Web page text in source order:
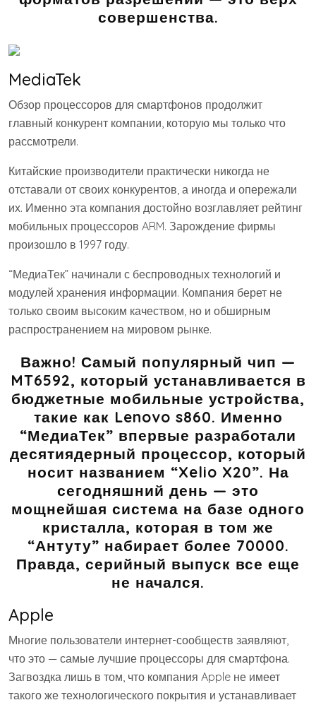
совершенства.
MediaTek
Обзор процессоров для смартфонов продолжит
главный конкурент компании, которую мы только что
рассмотрели.
Китайские производители практически никогда не
отставали от своих конкурентов, а иногда и опережали
их. Именно эта компания достойно возглавляет рейтинг
мобильных процессоров ARM. Зарождение фирмы
произошло в 1997 году.
“МедиаТек” начинали с беспроводных технологий и
модулей хранения информации. Компания берет не
только своим высоким качеством, но и обширным
распространением на мировом рынке.
Важно! Самый популярный чип —
MT6592, который устанавливается в
бюджетные мобильные устройства,
такие как Lenovo s860. Именно
“МедиаТек” впервые разработали
десятиядерный процессор, который
носит названием “Xelio X20”. На
сегодняшний день — это
мощнейшая система на базе одного
кристалла, которая в том же
“Антуту” набирает более 70000.
Правда, серийный выпуск все еще
не начался.
Apple
Многие пользователи интернет-сообществ заявляют,
что это — самые лучшие процессоры для смартфона.
Загвоздка лишь в том, что компания Apple не имеет
такого же технологического покрытия и устанавливает